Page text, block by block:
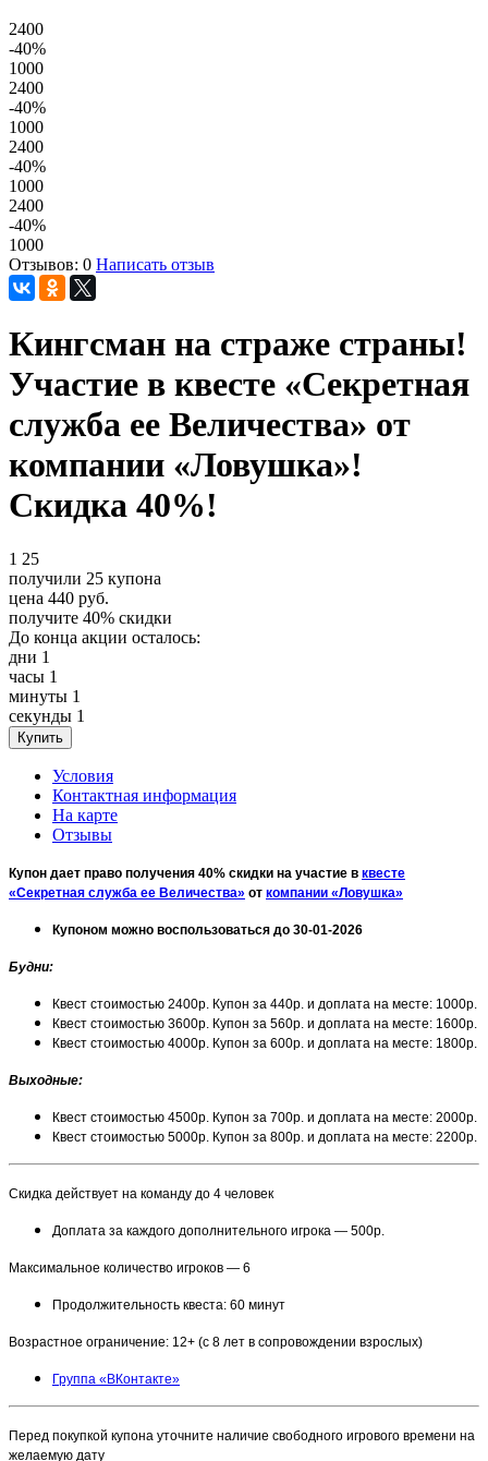
2400
-40%
1000
2400
-40%
1000
2400
-40%
1000
2400
-40%
1000
Отзывов: 0 Написать отзыв
Кингсман на страже страны!
Участие в квесте «Секретная
служба ее Величества» от
компании «Ловушка»!
Скидка 40%!
1 25
получили 25 купона
цена 440 руб.
получите 40% скидки
До конца акции осталось:
дни 1
часы 1
минуты 1
секунды 1
Условия
Контактная информация
На карте
Отзывы
Купон дает право получения 40% скидки на участие в квесте
«Секретная служба ее Величества» от компании «Ловушка»
Купоном можно воспользоваться до 30-01-2026
Будни:
Квест стоимостью 2400р. Купон за 440р. и доплата на месте: 1000р.
Квест стоимостью 3600р. Купон за 560р. и доплата на месте: 1600р.
Квест стоимостью 4000р. Купон за 600р. и доплата на месте: 1800р.
Выходные:
Квест стоимостью 4500р. Купон за 700р. и доплата на месте: 2000р.
Квест стоимостью 5000р. Купон за 800р. и доплата на месте: 2200р.
Скидка действует на команду до 4 человек
Доплата за каждого дополнительного игрока — 500р.
Максимальное количество игроков — 6
Продолжительность квеста: 60 минут
Возрастное ограничение: 12+ (с 8 лет в сопровождении взрослых)
Группа «ВКонтакте»
Перед покупкой купона уточните наличие свободного игрового времени на
желаемую дату